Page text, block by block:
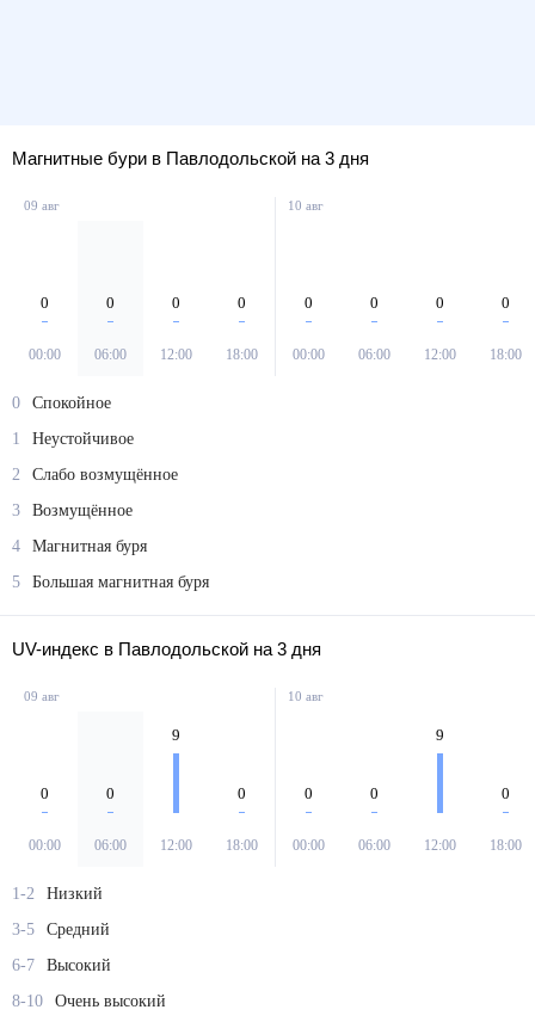
Магнитные бури в Павлодольской на 3 дня
09 авг
0
00:00
0
06:00
0
12:00
0
18:00
10 авг
0
00:00
0
06:00
0
12:00
0
18:00
0
Спокойное
1
Неустойчивое
2
Слабо возмущённое
3
Возмущённое
4
Магнитная буря
5
Большая магнитная буря
UV-индекс в Павлодольской на 3 дня
09 авг
0
00:00
0
06:00
9
12:00
0
18:00
10 авг
0
00:00
0
06:00
9
12:00
0
18:00
1-2
Низкий
3-5
Средний
6-7
Высокий
8-10
Очень высокий